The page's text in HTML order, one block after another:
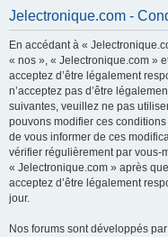
Jelectronique.com -
En accédant à «
« nos », « Jelectronique.com »
acceptez d’être légalement
n’acceptez pas d’être
suivantes, veuillez ne pas
pouvons modifier ces
de vous informer de ces
vérifier régulièrement par vous-
« Jelectronique.com » après
acceptez d’être légalement
jour.
Nos forums sont développés